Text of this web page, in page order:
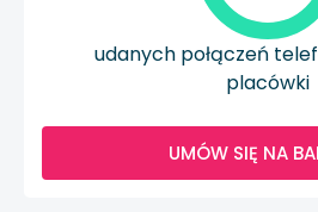
udanych połączeń
placówki
UMÓW SIĘ NA